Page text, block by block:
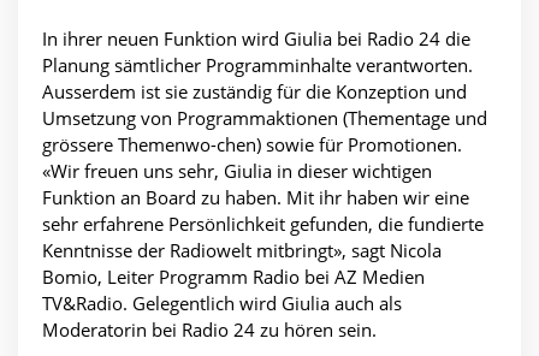
In ihrer neuen Funktion wird Giulia bei Radio 24 die
Planung sämtlicher Programminhalte verantworten.
Ausserdem ist sie zuständig für die Konzeption und
Umsetzung von Programmaktionen (Thementage und
grössere Themenwo-chen) sowie für Promotionen.
«Wir freuen uns sehr, Giulia in dieser wichtigen
Funktion an Board zu haben. Mit ihr haben wir eine
sehr erfahrene Persönlichkeit gefunden, die fundierte
Kenntnisse der Radiowelt mitbringt», sagt Nicola
Bomio, Leiter Programm Radio bei AZ Medien
TV&Radio. Gelegentlich wird Giulia auch als
Moderatorin bei Radio 24 zu hören sein.